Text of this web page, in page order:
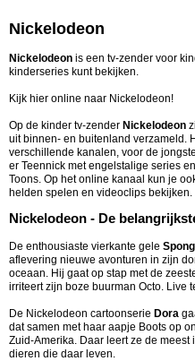
Nickelodeon
Nickelodeon is een tv-zender voor
kinderseries kunt bekijken.
Kijk hier online naar Nickelodeon!
Op de kinder tv-zender Nickelodeon
uit binnen- en buitenland verzameld.
verschillende kanalen, voor de
er Teennick met engelstalige series
Toons. Op het online kanaal kun je
helden spelen en videoclips bekijken.
Nickelodeon - De
De enthousiaste vierkante gele
aflevering nieuwe avonturen in zijn
oceaan. Hij gaat op stap met de
irriteert zijn boze buurman Octo. Live
De Nickelodeon cartoonserie Dora
dat samen met haar aapje Boots op
Zuid-Amerika. Daar leert ze de
dieren die daar leven.